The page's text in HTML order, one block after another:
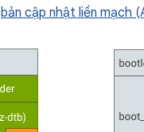
bản cập nhật liền mạch